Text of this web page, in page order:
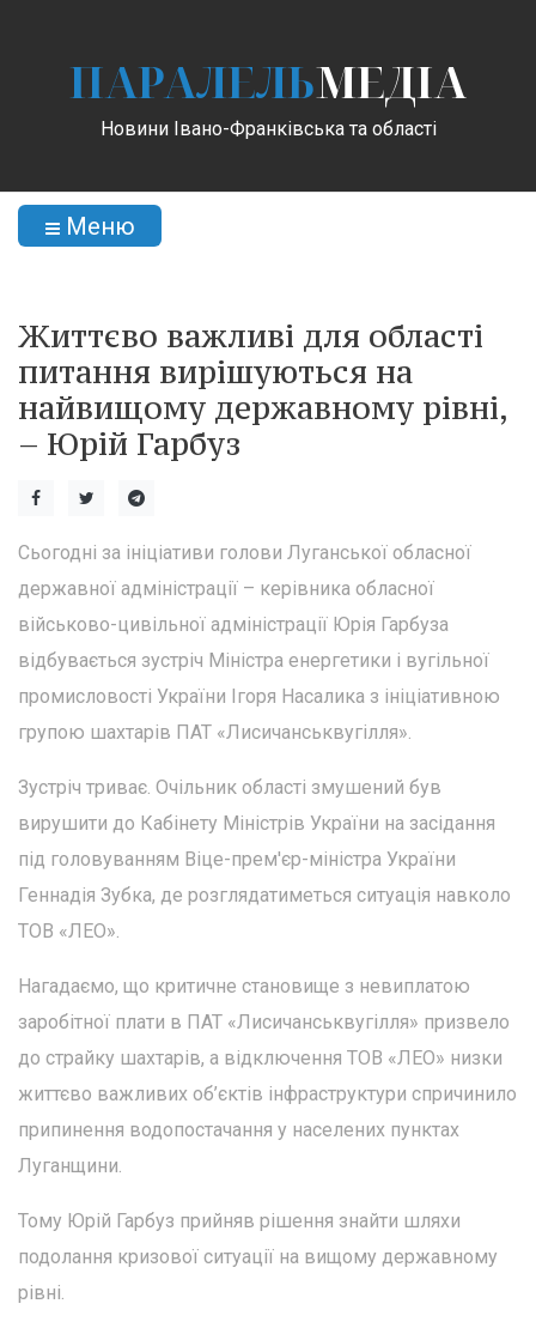
ПАРАЛЕЛЬМЕДІА
Новини Івано-Франківська та області
Меню
Життєво важливі для області
питання вирішуються на
найвищому державному рівні,
– Юрій Гарбуз
Сьогодні за ініціативи голови Луганської обласної
державної адміністрації – керівника обласної
військово-цивільної адміністрації Юрія Гарбуза
відбувається зустріч Міністра енергетики і вугільної
промисловості України Ігоря Насалика з ініціативною
групою шахтарів ПАТ «Лисичанськвугілля».
Зустріч триває. Очільник області змушений був
вирушити до Кабінету Міністрів України на засідання
під головуванням Віце-прем'єр-міністра України
Геннадія Зубка, де розглядатиметься ситуація навколо
ТОВ «ЛЕО».
Нагадаємо, що критичне становище з невиплатою
заробітної плати в ПАТ «Лисичанськвугілля» призвело
до страйку шахтарів, а відключення ТОВ «ЛЕО» низки
життєво важливих об’єктів інфраструктури спричинило
припинення водопостачання у населених пунктах
Луганщини.
Тому Юрій Гарбуз прийняв рішення знайти шляхи
подолання кризової ситуації на вищому державному
рівні.